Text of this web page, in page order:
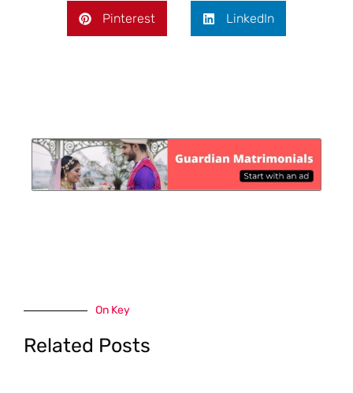
Pinterest LinkedIn
On Key
Related Posts